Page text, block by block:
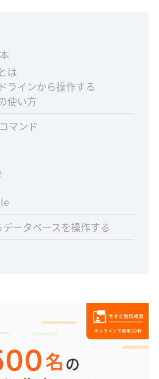
は
ラインから操作する
使い方
マンド
ータベースを操作する